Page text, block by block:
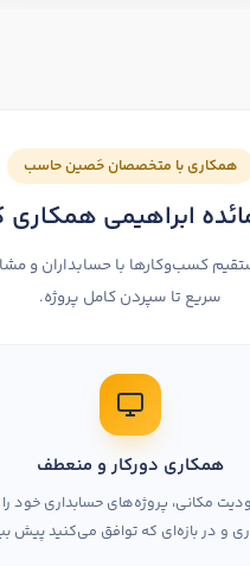
همکاری با متخصصان حَصین حاسب
ابراهیمی همکاری
کسب‌وکارها با حسابداران و
سریع تا سپردن کامل پروژه.
همکاری دورکار و منعطف
مکانی، پروژه‌های حسابداری خود
و در بازه‌ای که توافق می‌کنید پیش